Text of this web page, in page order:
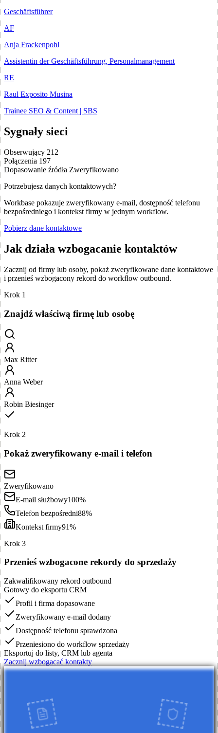
Geschäftsführer
AF
Anja Frackenpohl
Assistentin der Geschäftsführung, Personalmanagement
RE
Raul Exposito Musina
Trainee SEO & Content | SBS
Sygnały sieci
Obserwujący 212
Połączenia 197
Dopasowanie źródła Zweryfikowano
Potrzebujesz danych kontaktowych?
Workbase pokazuje zweryfikowany e-mail, dostępność telefonu
bezpośredniego i kontekst firmy w jednym workflow.
Pobierz dane kontaktowe
Jak działa wzbogacanie kontaktów
Zacznij od firmy lub osoby, pokaż zweryfikowane dane kontaktowe
i przenieś wzbogacony rekord do workflow outbound.
Krok 1
Znajdź właściwą firmę lub osobę
Max Ritter
Anna Weber
Robin Biesinger
Krok 2
Pokaż zweryfikowany e-mail i telefon
Zweryfikowano
E-mail służbowy100%
Telefon bezpośredni88%
Kontekst firmy91%
Krok 3
Przenieś wzbogacone rekordy do sprzedaży
Zakwalifikowany rekord outbound
Gotowy do eksportu CRM
Profil i firma dopasowane
Zweryfikowany e-mail dodany
Dostępność telefonu sprawdzona
Przeniesiono do workflow sprzedaży
Eksportuj do listy, CRM lub agenta
Zacznij wzbogacać kontakty